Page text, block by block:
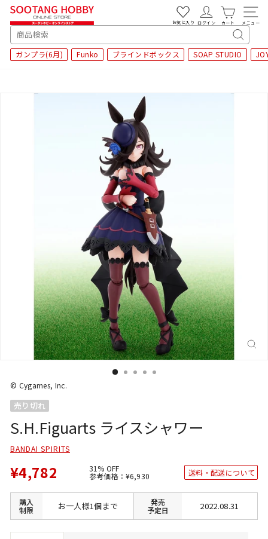
SEARCH
キ
ー
ガンプラ(6月) Funko ブラインドボックス SOAP STUDIO
お気に入り ログイン カート メニュー
© Cygames, Inc.
売り切れ
S.H.Figuarts ライスシャワー
BANDAI SPIRITS
¥4,782 31% OFF
参考価格：通
価
¥6,930
格
送料・配送について
購入
制限
お一人様1個まで
発売
予定日
2022.08.31